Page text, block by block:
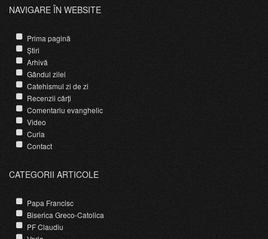
NAVIGARE ÎN WEBSITE
Prima pagină
Știri
Arhivă
Gândul zilei
Catehismul zi de zi
Recenzii cărți
Comentariu evanghelic
Video
Curia
Contact
CATEGORII ARTICOLE
Papa Francisc
Biserica Greco-Catolica
PF Claudiu